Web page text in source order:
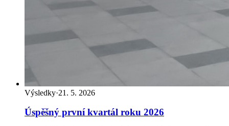
Výsledky·21. 5. 2026
Úspěšný první kvartál roku 2026